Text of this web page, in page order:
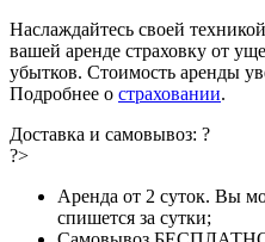
Наслаждайтесь своей
вашей аренде страховку от
убытков. Стоимость аренды
Подробнее о страховании.
Доставка и самовывоз: ?
?>
Аренда от 2 суток. Вы
спишется за сутки;